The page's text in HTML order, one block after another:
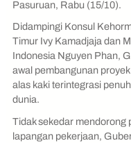
Pasuruan, Rabu (15/10).
Didampingi Konsul
Timur Ivy Kamadjaja dan
Indonesia Nguyen Phan,
awal pembangunan
alas kaki terintegrasi
dunia.
Tidak sekedar mendorong
lapangan pekerjaan,